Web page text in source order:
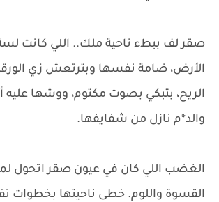
صقر لف ببطء ناحية ملك.. اللي كانت
الأرض، ضامة نفسها وبترتعش زي
الريح، بتبكي بصوت مكتوم، ووشها عليه
والد*م نازل من شفايفها.
الغضب اللي كان في عيون صقر اتحول
القسوة واللوم. خطى ناحيتها بخطوات